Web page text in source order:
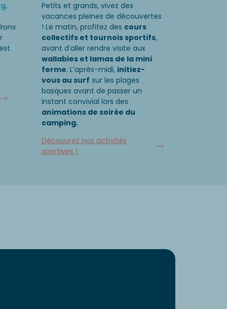
,
Petits et grands, vivez des
vacances pleines de découvertes
! Le matin, profitez des cours
collectifs et tournois sportifs,
avant d’aller rendre visite aux
wallabies et lamas de la mini
ferme. L’après-midi, initiez-
vous au surf sur les plages
basques avant de passer un
instant convivial lors des
animations de soirée du
camping.
Découvrez nos activités
sportives !